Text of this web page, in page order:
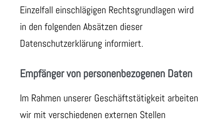
Einzelfall einschlägigen Rechtsgrundlagen wird
in den folgenden Absätzen dieser
Datenschutzerklärung informiert.
Empfänger von personenbezogenen Daten
Im Rahmen unserer Geschäftstätigkeit arbeiten
wir mit verschiedenen externen Stellen